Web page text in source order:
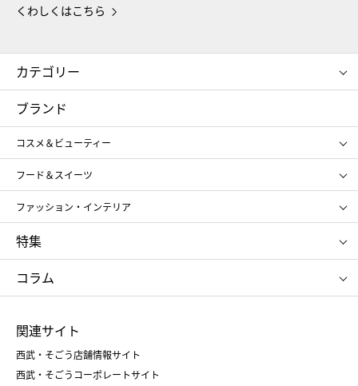
くわしくはこちら
カテゴリー
コスメ＆ビューティー
ギフト
レディース
メンズ
スポーツ・アウトドア
お中元
お歳暮
ブランド
コスメ＆ビューティー
SHISEIDO
ポール&ジョー ボーテ
ジルスチュアート
NARS
RMK
クリニーク
SK-Ⅱ
フード＆スイーツ
アンリ・シャルパンティエ
ゴディバ
新宿高野
たねや
ねんりん家
ファッション・インテリア
ポロ ラルフ ローレン
タケオ キクチ
ママ＆キッズ
シュタイフ
特集
お中元
ひな人形
五月人形
父の日
クリスマスケーキ
コラム
菓子折り
和菓子
人気のギフト
関連サイト
西武・そごう店舗情報サイト
西武・そごうコーポレートサイト